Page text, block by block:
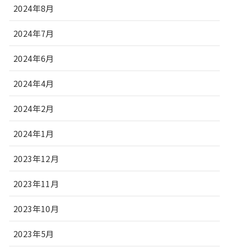
2024年8月
2024年7月
2024年6月
2024年4月
2024年2月
2024年1月
2023年12月
2023年11月
2023年10月
2023年5月